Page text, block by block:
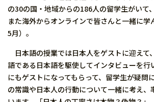
の30の国・地域からの186人の留学生がいて
また海外からオンラインで皆さんと一緒に学
5月）。
日本語の授業では日本人をゲストに迎えて
語である日本語を駆使してインタビューを行
にもゲストになってもらって、留学生が疑問
の常識や日本人の行動について一緒に考え、